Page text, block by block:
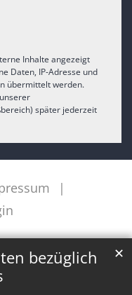
bezüglich
✕
Inhalte angezeigt
Daten, IP-Adresse und
übermittelt werden.
später jederzeit